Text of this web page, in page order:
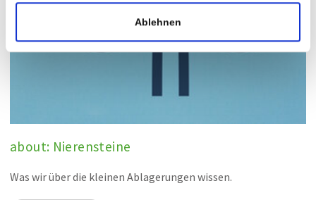
Ablehnen
about: Nierensteine
Was wir über die kleinen Ablagerungen wissen.